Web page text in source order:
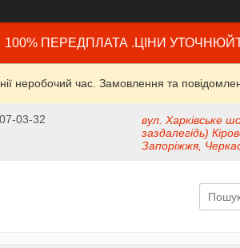
100% ПЕРЕДПЛАТА .ЦІНИ
неробочий час. Замовлення та
03-32
вул. Харківське
заздалегідь)
Запоріжжя,